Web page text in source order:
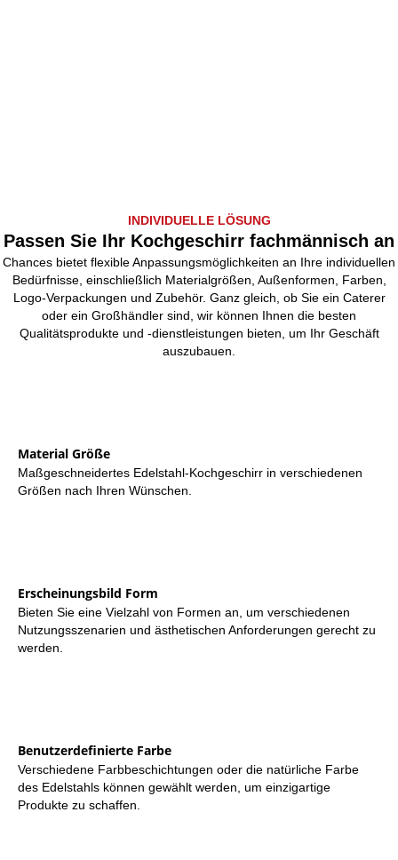
INDIVIDUELLE LÖSUNG
Passen Sie Ihr Kochgeschirr fachmännisch an
Chances bietet flexible Anpassungsmöglichkeiten an Ihre individuellen
Bedürfnisse, einschließlich Materialgrößen, Außenformen, Farben,
Logo-Verpackungen und Zubehör. Ganz gleich, ob Sie ein Caterer
oder ein Großhändler sind, wir können Ihnen die besten
Qualitätsprodukte und -dienstleistungen bieten, um Ihr Geschäft
auszubauen.
Material Größe
Maßgeschneidertes Edelstahl-Kochgeschirr in verschiedenen
Größen nach Ihren Wünschen.
Erscheinungsbild Form
Bieten Sie eine Vielzahl von Formen an, um verschiedenen
Nutzungsszenarien und ästhetischen Anforderungen gerecht zu
werden.
Benutzerdefinierte Farbe
Verschiedene Farbbeschichtungen oder die natürliche Farbe
des Edelstahls können gewählt werden, um einzigartige
Produkte zu schaffen.